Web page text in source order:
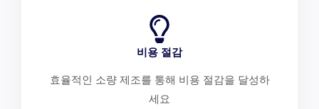
비용 절감
효율적인 소량 제조를 통해 비용 절감을 달성하
세요